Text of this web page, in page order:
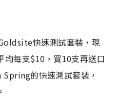
快速測試套裝，現
每支$10，買10支再送口
的快速測試套裝，